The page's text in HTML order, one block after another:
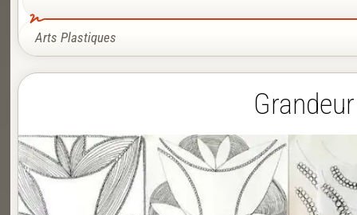
Arts Plastiques